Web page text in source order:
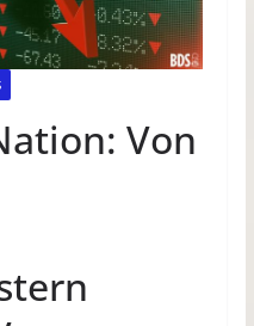
Von